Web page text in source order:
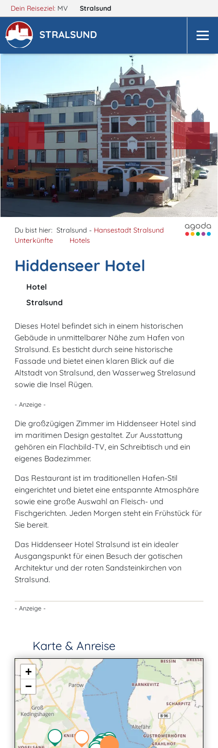
Dein Reiseziel: MV Stralsund
STRALSUND
Du bist hier: Stralsund - Hansestadt Stralsund
Unterkünfte
Hotels
Hiddenseer Hotel
Hotel
Stralsund
Dieses Hotel befindet sich in einem historischen
Gebäude in unmittelbarer Nähe zum Hafen von
Stralsund. Es besticht durch seine historische
Fassade und bietet einen klaren Blick auf die
Altstadt von Stralsund, den Wasserweg Strelasund
sowie die Insel Rügen.
- Anzeige -
Die großzügigen Zimmer im Hiddenseer Hotel sind
im maritimen Design gestaltet. Zur Ausstattung
gehören ein Flachbild-TV, ein Schreibtisch und ein
eigenes Badezimmer.
Das Restaurant ist im traditionellen Hafen-Stil
eingerichtet und bietet eine entspannte Atmosphäre
sowie eine große Auswahl an Fleisch- und
Fischgerichten. Jeden Morgen steht ein Frühstück für
Sie bereit.
Das Hiddenseer Hotel Stralsund ist ein idealer
Ausgangspunkt für einen Besuch der gotischen
Architektur und der roten Sandsteinkirchen von
Stralsund.
- Anzeige -
Karte & Anreise
+
−